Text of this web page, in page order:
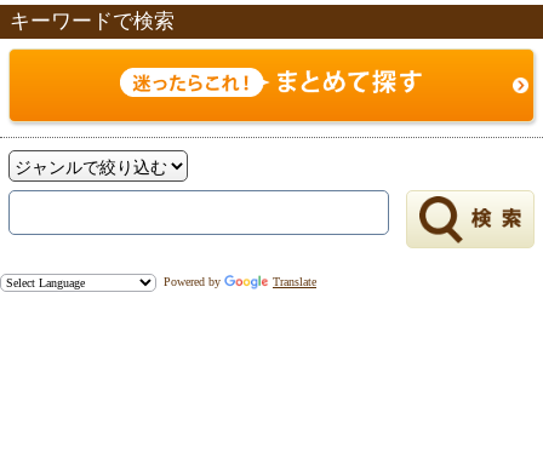
戻る
キーワードで検索
Powered by Translate